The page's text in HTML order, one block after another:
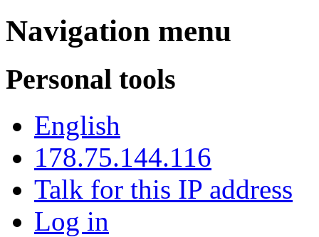
Navigation menu
Personal tools
English
178.75.144.116
Talk for this IP address
Log in